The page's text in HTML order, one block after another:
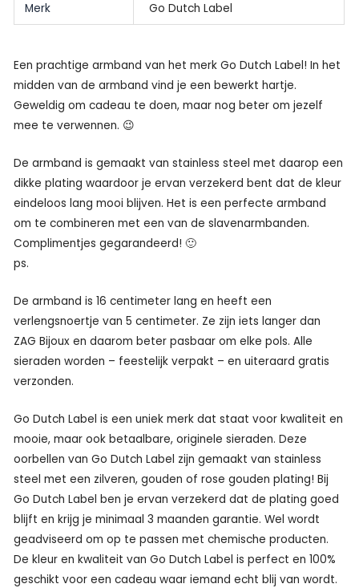
Merk Go Dutch Label
Een prachtige armband van het merk Go Dutch Label! In het
midden van de armband vind je een bewerkt hartje.
Geweldig om cadeau te doen, maar nog beter om jezelf
mee te verwennen. 😉
De armband is gemaakt van stainless steel met daarop een
dikke plating waardoor je ervan verzekerd bent dat de kleur
eindeloos lang mooi blijven. Het is een perfecte armband
om te combineren met een van de slavenarmbanden.
Complimentjes gegarandeerd! 🙂
ps.
De armband is 16 centimeter lang en heeft een
verlengsnoertje van 5 centimeter. Ze zijn iets langer dan
ZAG Bijoux en daarom beter pasbaar om elke pols. Alle
sieraden worden – feestelijk verpakt – en uiteraard gratis
verzonden.
Go Dutch Label is een uniek merk dat staat voor kwaliteit en
mooie, maar ook betaalbare, originele sieraden. Deze
oorbellen van Go Dutch Label zijn gemaakt van stainless
steel met een zilveren, gouden of rose gouden plating! Bij
Go Dutch Label ben je ervan verzekerd dat de plating goed
blijft en krijg je minimaal 3 maanden garantie. Wel wordt
geadviseerd om op te passen met chemische producten.
De kleur en kwaliteit van Go Dutch Label is perfect en 100%
geschikt voor een cadeau waar iemand echt blij van wordt.